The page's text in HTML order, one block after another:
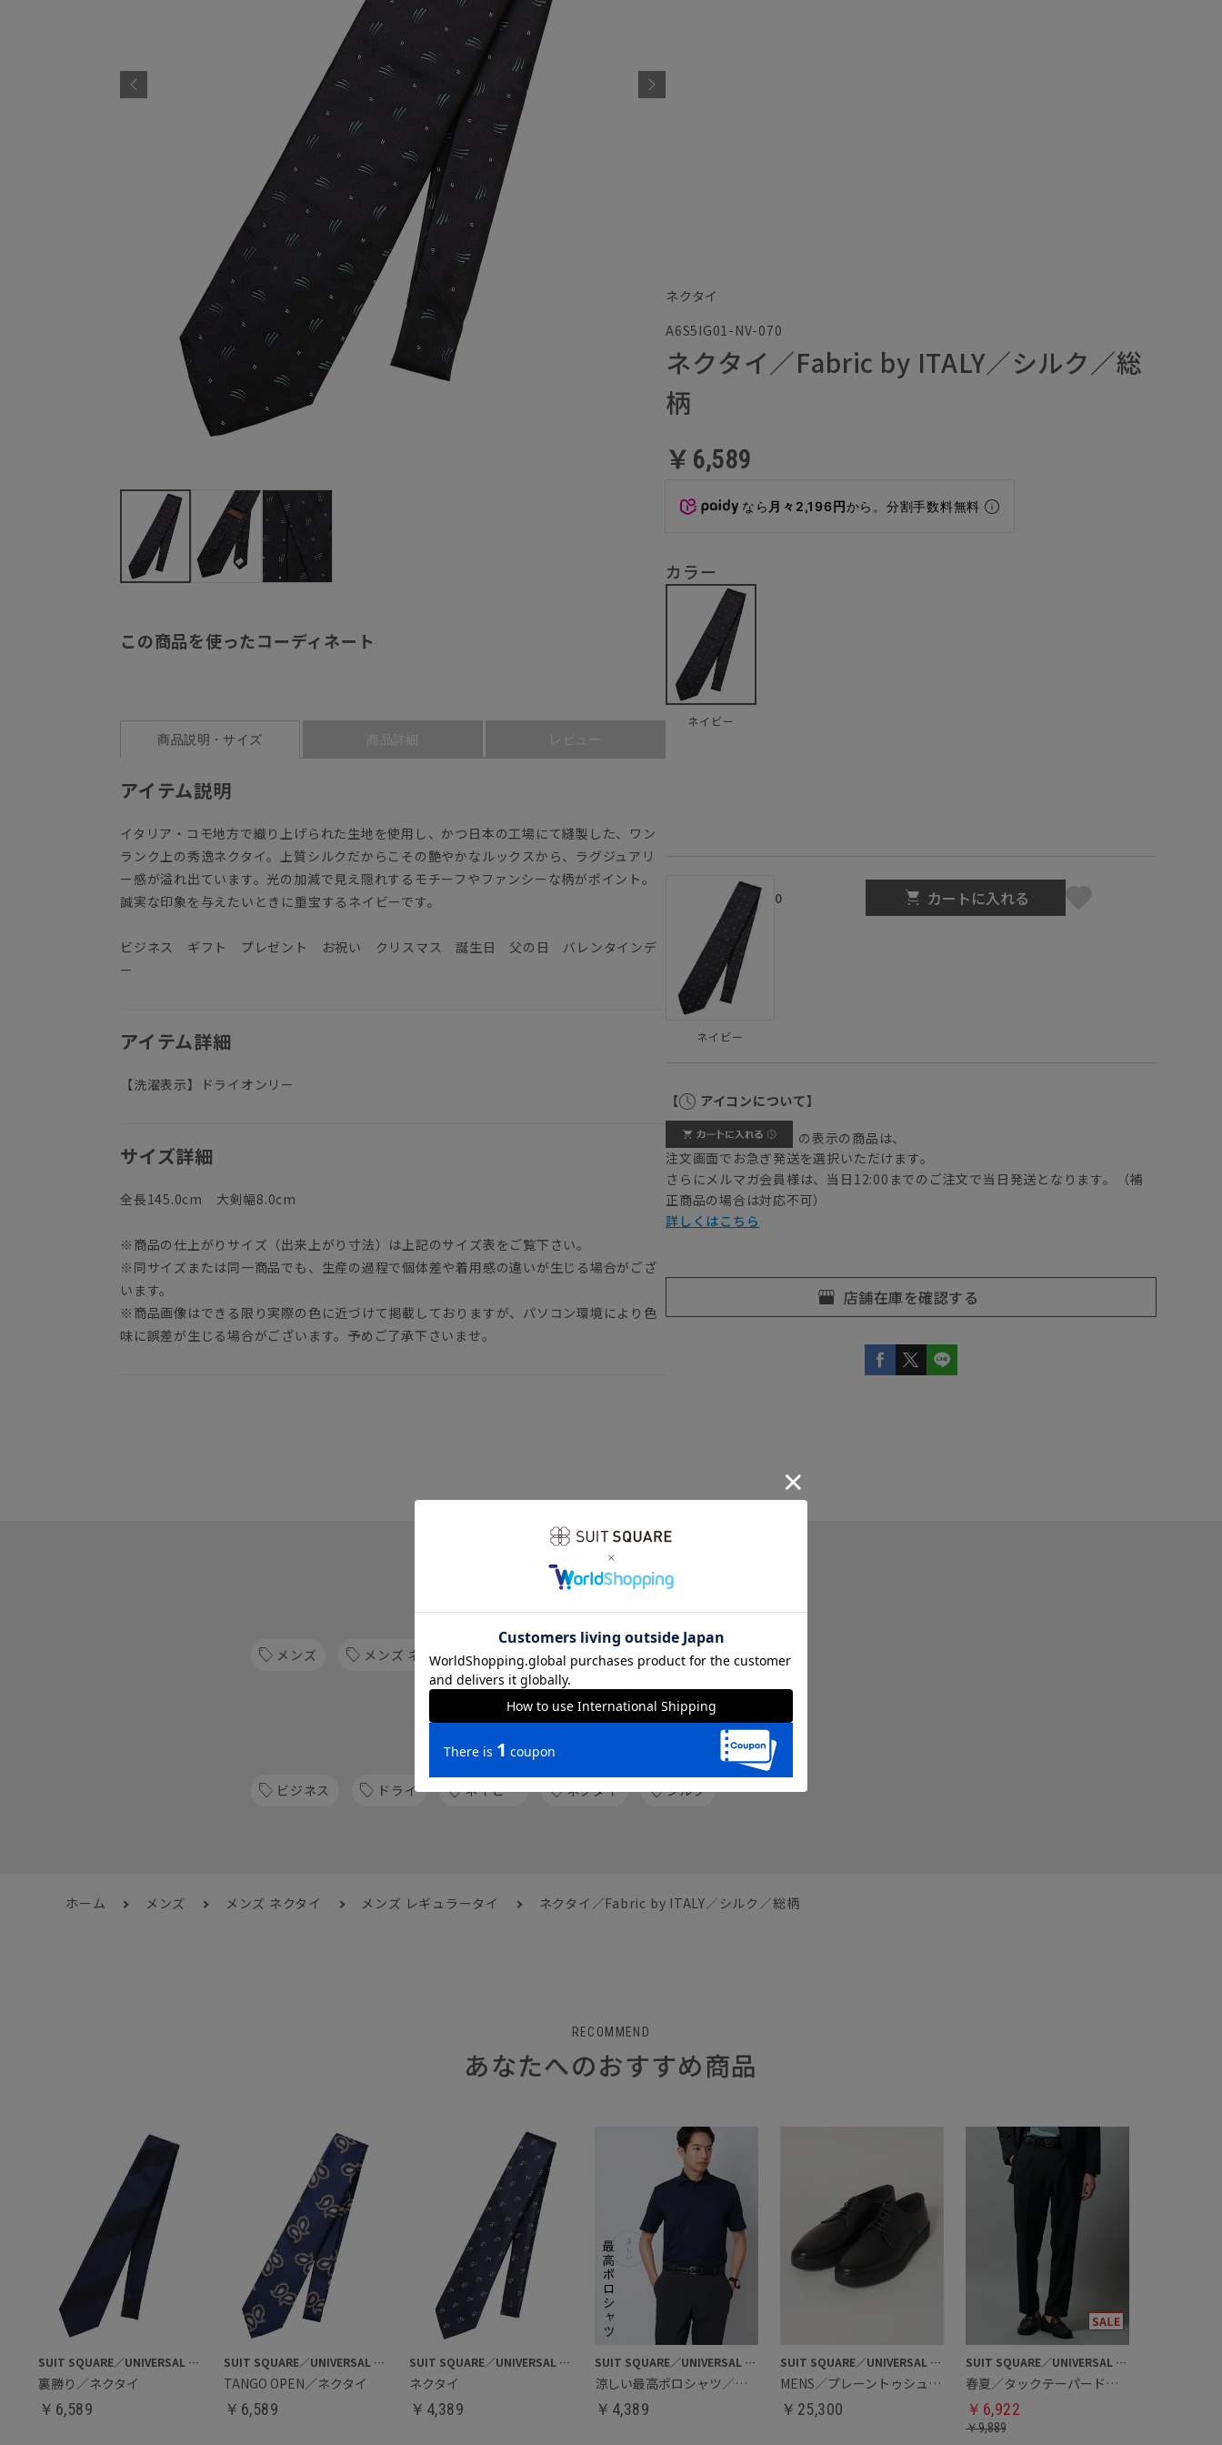
この商品を使ったコーディネート
商品説明・サイズ 商品詳細 レビュー
アイテム説明
イタリア・コモ地方で織り上げられた生地を使用し、かつ日本の工場にて縫製した、ワン
ランク上の秀逸ネクタイ。上質シルクだからこその艶やかなルックスから、ラグジュアリ
ー感が溢れ出ています。光の加減で見え隠れするモチーフやファンシーな柄がポイント。
誠実な印象を与えたいときに重宝するネイビーです。
ビジネス ギフト プレゼント お祝い クリスマス 誕生日 父の日 バレンタインデ
ー
アイテム詳細
【洗濯表示】ドライオンリー
サイズ詳細
全長145.0cm 大剣幅8.0cm
※商品の仕上がりサイズ（出来上がり寸法）は上記のサイズ表をご覧下さい。
※同サイズまたは同一商品でも、生産の過程で個体差や着用感の違いが生じる場合がござ
います。
※商品画像はできる限り実際の色に近づけて掲載しておりますが、パソコン環境により色
味に誤差が生じる場合がございます。予めご了承下さいませ。
ネクタイ
A6S5IG01-NV-070
ネクタイ／Fabric by ITALY／シルク／総
柄
￥6,589
なら 月々2,196円から。分割手数料無料
カラー
ネイビー
ネイビー
0 カートに入れる
【 アイコンについて】
の表示の商品は、
注文画面でお急ぎ発送を選択いただけます。
さらにメルマガ会員様は、当日12:00までのご注文で当日発送となります。（補
正商品の場合は対応不可）
詳しくはこちら
関連カテゴリから他の商品を探す
メンズ メンズ ネクタイ レギュラータイ
人気のハッシュタグから探す
ビジネス ドライ ネイビー ネクタイ シルク
ホーム メンズ メンズ ネクタイ メンズ レギュラータイ ネクタイ／Fabric by ITALY／シルク／総柄
RECOMMEND
あなたへのおすすめ商品
SUIT SQUARE／UNIVERSAL LANGUAGE
裏勝り／ネクタイ
￥ 6,589
SUIT SQUARE／UNIVERSAL LANGUAGE
TANGO OPEN／ネクタイ
￥ 6,589
SUIT SQUARE／UNIVERSAL LANGUAGE
ネクタイ
￥ 4,389
SUIT SQUARE／UNIVERSAL LANGUAGE
涼しい最高ポロシャツ／ビズポロシャツ
￥ 4,389
SUIT SQUARE／UNIVERSAL LANGUAGE
MENS／プレーントゥシューズ
￥ 25,300
SUIT SQUARE／UNIVERSAL LANGUAGE
春夏／タックテーパードパンツ
￥ 6,922
￥9,889